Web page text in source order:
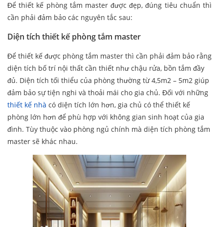
Để thiết kế phòng tắm master được đẹp, đúng tiêu chuẩn thì
cần phải đảm bảo các nguyên tắc sau:
Diện tích thiết kế phòng tắm master
Để thiết kế được phòng tắm master thì cần phải đảm bảo rằng
diện tích bố trí nội thất cần thiết như chậu rửa, bồn tắm đầy
đủ. Diện tích tối thiểu của phòng thường từ 4,5m2 – 5m2 giúp
đảm bảo sự tiện nghi và thoải mái cho gia chủ. Đối với những
thiết kế nhà có diện tích lớn hơn, gia chủ có thể thiết kế
phòng lớn hơn để phù hợp với không gian sinh hoạt của gia
đình. Tùy thuộc vào phòng ngủ chính mà diện tích phòng tắm
master sẽ khác nhau.